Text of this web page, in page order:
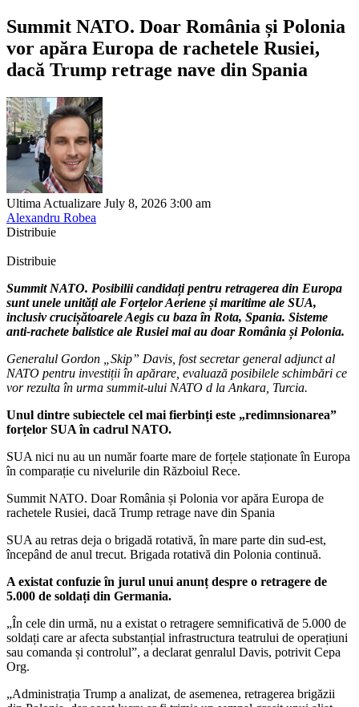
Summit NATO. Doar România și Polonia
vor apăra Europa de rachetele Rusiei,
dacă Trump retrage nave din Spania
Ultima Actualizare July 8, 2026 3:00 am
Alexandru Robea
Distribuie
Distribuie
Summit NATO. Posibilii candidați pentru retragerea din Europa
sunt unele unități ale Forțelor Aeriene și maritime ale SUA,
inclusiv crucișătoarele Aegis cu baza în Rota, Spania. Sisteme
anti-rachete balistice ale Rusiei mai au doar România și Polonia.
Generalul Gordon „Skip” Davis, fost secretar general adjunct al
NATO pentru investiții în apărare, evaluază posibilele schimbări ce
vor rezulta în urma summit-ului NATO d la Ankara, Turcia.
Unul dintre subiectele cel mai fierbinți este „redimnsionarea”
forțelor SUA în cadrul NATO.
SUA nici nu au un număr foarte mare de forțele staționate în Europa
în comparație cu nivelurile din Războiul Rece.
Summit NATO. Doar România și Polonia vor apăra Europa de
rachetele Rusiei, dacă Trump retrage nave din Spania
SUA au retras deja o brigadă rotativă, în mare parte din sud-est,
începând de anul trecut. Brigada rotativă din Polonia continuă.
A existat confuzie în jurul unui anunț despre o retragere de
5.000 de soldați din Germania.
„În cele din urmă, nu a existat o retragere semnificativă de 5.000 de
soldați care ar afecta substanțial infrastructura teatrului de operațiuni
sau comanda și controlul”, a declarat genralul Davis, potrivit Cepa
Org.
„Administrația Trump a analizat, de asemenea, retragerea brigăzii